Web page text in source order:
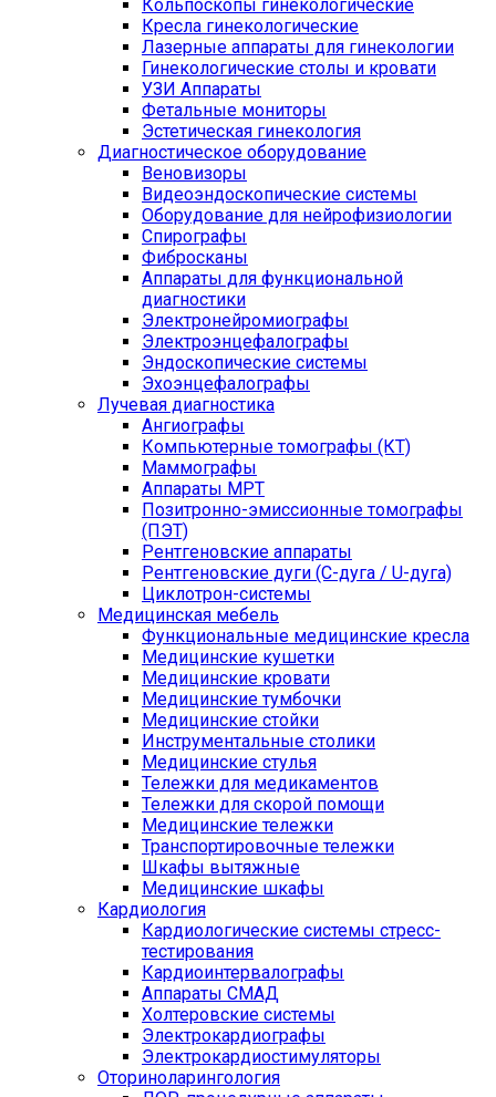
Кольпоскопы гинекологические
Кресла гинекологические
Лазерные аппараты для гинекологии
Гинекологические столы и кровати
УЗИ Аппараты
Фетальные мониторы
Эстетическая гинекология
Диагностическое оборудование
Веновизоры
Видеоэндоскопические системы
Оборудование для нейрофизиологии
Спирографы
Фибросканы
Аппараты для функциональной
диагностики
Электронейромиографы
Электроэнцефалографы
Эндоскопические системы
Эхоэнцефалографы
Лучевая диагностика
Ангиографы
Компьютерные томографы (КТ)
Маммографы
Аппараты МРТ
Позитронно-эмиссионные томографы
(ПЭТ)
Рентгеновские аппараты
Рентгеновские дуги (С-дуга / U-дуга)
Циклотрон-системы
Медицинская мебель
Функциональные медицинские кресла
Медицинские кушетки
Медицинские кровати
Медицинские тумбочки
Медицинские стойки
Инструментальные столики
Медицинские стулья
Тележки для медикаментов
Тележки для скорой помощи
Медицинские тележки
Транспортировочные тележки
Шкафы вытяжные
Медицинские шкафы
Кардиология
Кардиологические системы стресс-
тестирования
Кардиоинтервалографы
Аппараты СМАД
Холтеровские системы
Электрокардиографы
Электрокардиостимуляторы
Оториноларингология